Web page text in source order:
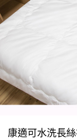
康適可水洗長